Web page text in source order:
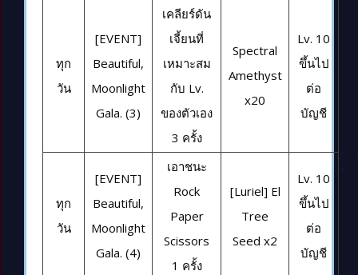
ทุก
วัน
[EVENT]
Beautiful,
Moonlight
Gala. (3)
เคลียร์ดัน
เจี้ยนที่
เหมาะสม
กับ Lv.
ของตัวเอง
3 ครั้ง
Spectral
Amethyst
x20
Lv. 10
ขึ้นไป
ต่อ
บัญชี
ทุก
วัน
[EVENT]
Beautiful,
Moonlight
Gala. (4)
เอาชนะ
Rock
Paper
Scissors
1 ครั้ง
[Luriel] El
Tree
Seed x2
Lv. 10
ขึ้นไป
ต่อ
บัญชี